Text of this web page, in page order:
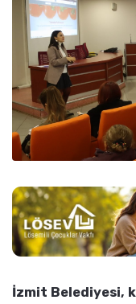
İzmit Belediyesi,